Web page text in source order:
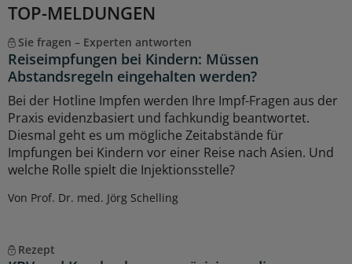
TOP-MELDUNGEN
Sie fragen – Experten antworten
Reiseimpfungen bei Kindern: Müssen
Abstandsregeln eingehalten werden?
Bei der Hotline Impfen werden Ihre Impf-Fragen aus der
Praxis evidenzbasiert und fachkundig beantwortet.
Diesmal geht es um mögliche Zeitabstände für
Impfungen bei Kindern vor einer Reise nach Asien. Und
welche Rolle spielt die Injektionsstelle?
Von Prof. Dr. med. Jörg Schelling
Rezept